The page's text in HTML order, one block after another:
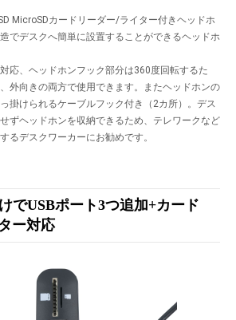
MicroSDカードリーダー/ライター付きヘッドホ
でデスクへ簡単に設置することができるヘッドホ
応、ヘッドホンフック部分は360度回転するた
外向きの両方で使用できます。またヘッドホンの
掛けられるケーブルフック付き（2カ所）。デス
ずヘッドホンを収納できるため、テレワークなど
るデスクワーカーにお勧めです。
でUSBポート3つ追加+カード
ー対応